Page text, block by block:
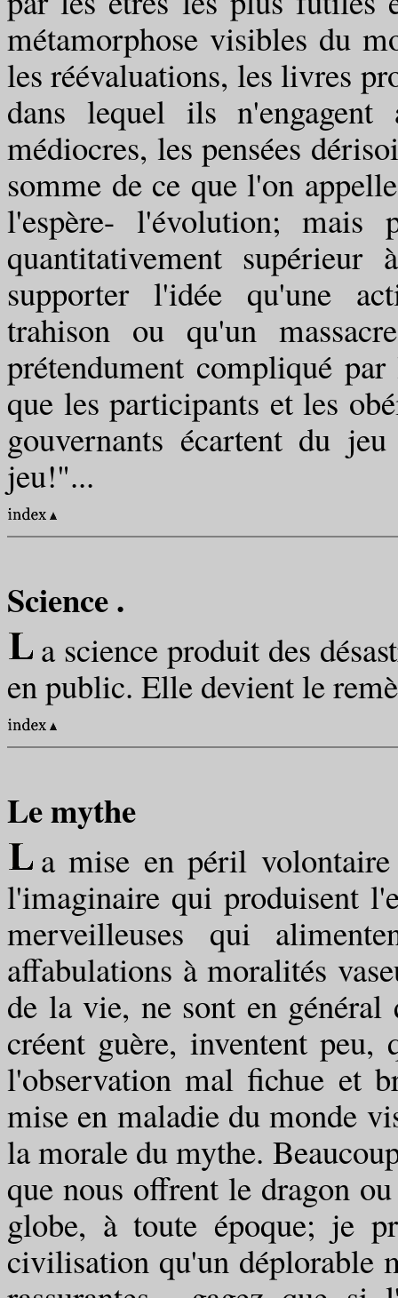
métamorphose visibles du
les réévaluations, les livres
dans lequel ils
médiocres, les pensées
somme de ce que l'on
l'espère- l'évolution; mais
quantitativement
supporter l'idée qu'une
trahison ou qu'un
prétendument compliqué
que les participants et les
gouvernants écartent du
jeu!"...
Science .
a science produit des
en public. Elle devient le
Le mythe
a mise en péril
l'imaginaire qui produisent
merveilleuses qui
affabulations à moralités
de la vie, ne sont en
créent guère, inventent peu,
l'observation mal fichue et
mise en maladie du monde
la morale du mythe.
que nous offrent le dragon
globe, à toute époque; je
civilisation qu'un déplorable